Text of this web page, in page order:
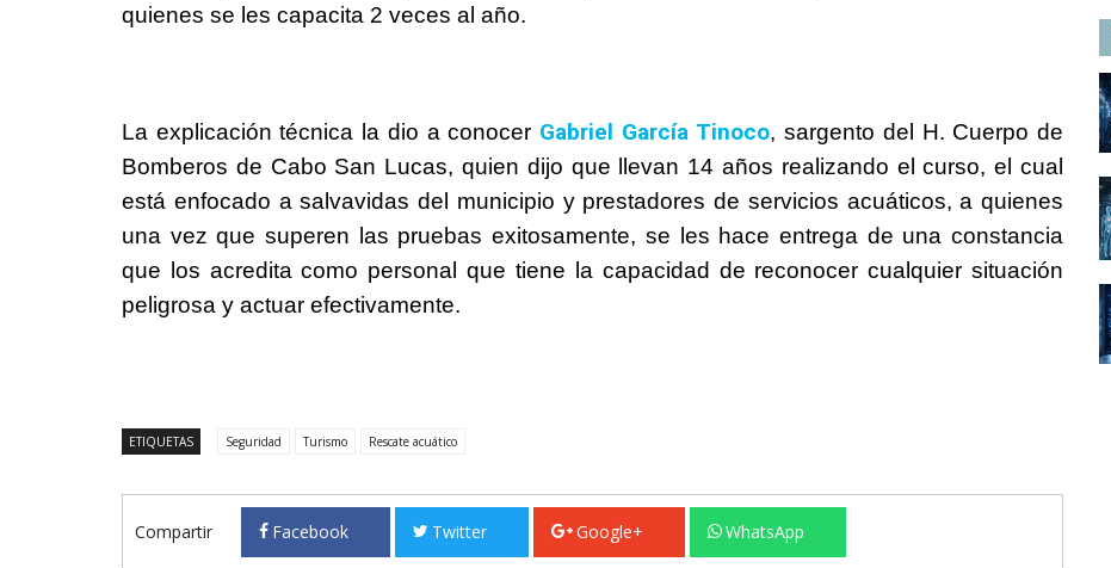
quienes se les capacita 2 veces al año.
La explicación técnica la dio a conocer Gabriel García Tinoco, sargento del H. Cuerpo de
Bomberos de Cabo San Lucas, quien dijo que llevan 14 años realizando el curso, el cual
está enfocado a salvavidas del municipio y prestadores de servicios acuáticos, a quienes
una vez que superen las pruebas exitosamente, se les hace entrega de una constancia
que los acredita como personal que tiene la capacidad de reconocer cualquier situación
peligrosa y actuar efectivamente.
ETIQUETAS Seguridad Turismo Rescate acuático
Compartir Facebook Twitter Google+ WhatsApp